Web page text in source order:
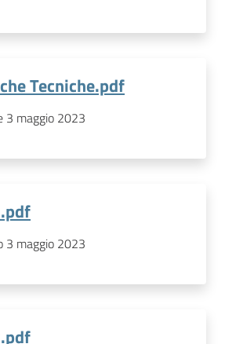
Tecniche.pdf
3 maggio 2023
3 maggio 2023